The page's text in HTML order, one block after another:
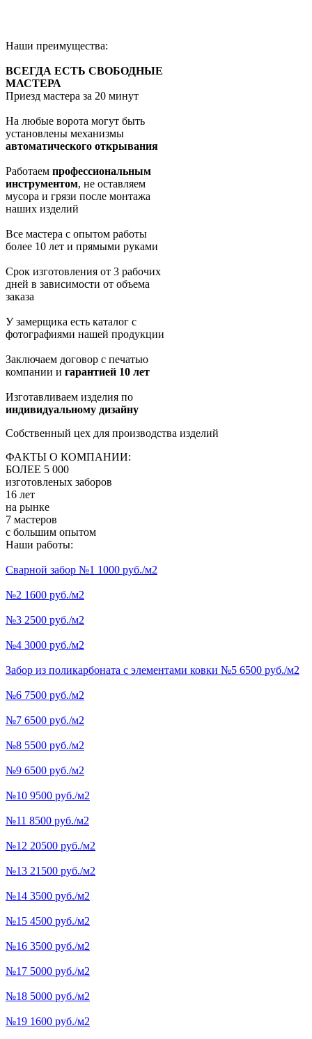
Наши преимущества:
ВСЕГДА ЕСТЬ СВОБОДНЫЕ
МАСТЕРА
Приезд мастера за 20 минут
На любые ворота могут быть
установлены механизмы
автоматического открывания
Работаем профессиональным
инструментом, не оставляем
мусора и грязи после монтажа
наших изделий
Все мастера с опытом работы
более 10 лет и прямыми руками
Срок изготовления от 3 рабочих
дней в зависимости от объема
заказа
У замерщика есть каталог с
фотографиями нашей продукции
Заключаем договор с печатью
компании и гарантией 10 лет
Изготавливаем изделия по
индивидуальному дизайну
Собственный цех для производства изделий
ФАКТЫ О КОМПАНИИ:
БОЛЕЕ 5 000
изготовленых заборов
16 лет
на рынке
7 мастеров
с большим опытом
Наши работы:
Сварной забор №1 1000 руб./м2
№2 1600 руб./м2
№3 2500 руб./м2
№4 3000 руб./м2
Забор из поликарбоната с элементами ковки №5 6500 руб./м2
№6 7500 руб./м2
№7 6500 руб./м2
№8 5500 руб./м2
№9 6500 руб./м2
№10 9500 руб./м2
№11 8500 руб./м2
№12 20500 руб./м2
№13 21500 руб./м2
№14 3500 руб./м2
№15 4500 руб./м2
№16 3500 руб./м2
№17 5000 руб./м2
№18 5000 руб./м2
№19 1600 руб./м2